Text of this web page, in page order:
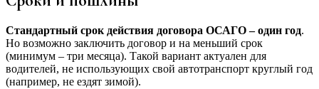
Стандартный срок действия договора ОСАГО – один год.
Но возможно заключить договор и на меньший срок
(минимум – три месяца). Такой вариант актуален для
водителей, не использующих свой автотранспорт круглый год
(например, не ездят зимой).